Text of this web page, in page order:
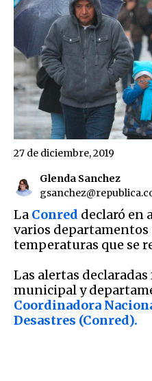
Glenda Sanchez
27 de diciembre, 2019
La Conred declaró en
varios departamentos
temperaturas que se
Las alertas
municipal y
Coordinadora
Desastres (Conred).